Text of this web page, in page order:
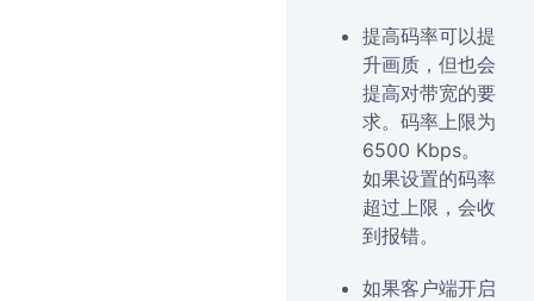
提高码率可以提
升画质，但也会
提高对带宽的要
求。码率上限为
6500 Kbps。
如果设置的码率
超过上限，会收
到报错。
如果客户端开启